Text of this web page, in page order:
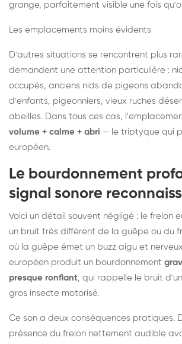
grange, parfaitement visible une fois
Les emplacements moins évidents
D'autres situations se rencontrent plus
demandent une attention particulière :
occupés, anciens nids de pigeons
d'enfants, pigeonniers, vieux ruches
abeilles. Dans tous ces cas,
volume + calme + abri — le triptyque qui
européen.
Le bourdonnement
signal sonore
Voici un détail souvent négligé : le frelon
un bruit très différent de la guêpe ou du
où la guêpe émet un buzz aigu et
européen produit un bourdonnement
presque ronflant, qui rappelle le bruit
gros insecte motorisé.
Ce son a deux conséquences pratiques.
présence du frelon nettement audible